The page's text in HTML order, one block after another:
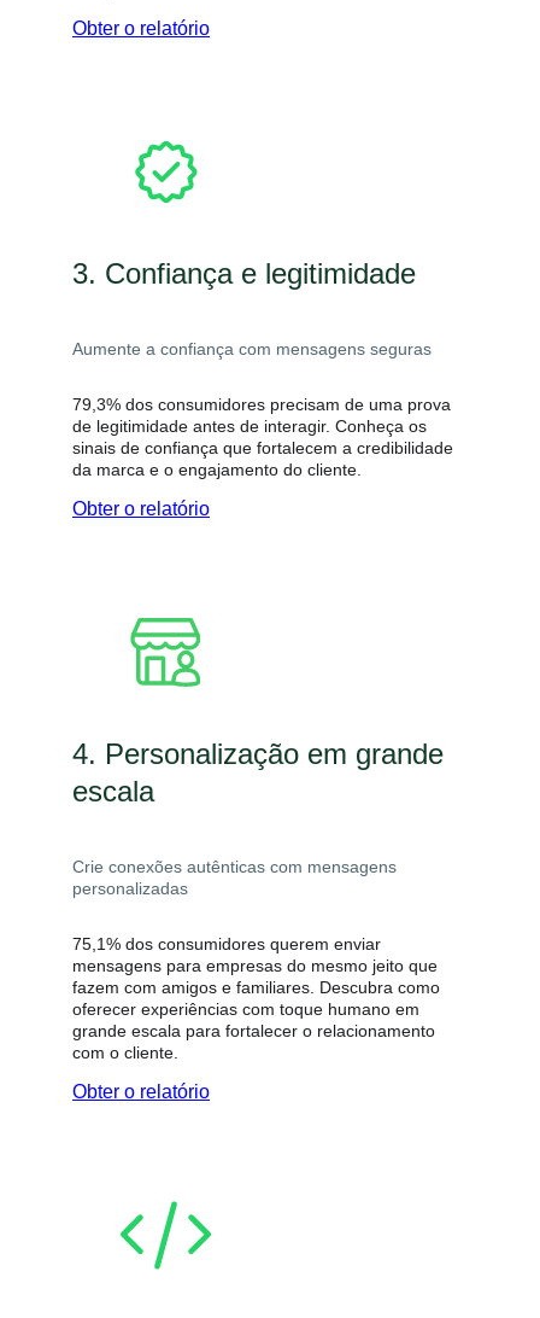
Obter o relatório
3. Confiança e legitimidade
Aumente a confiança com mensagens seguras
79,3% dos consumidores precisam de uma prova
de legitimidade antes de interagir. Conheça os
sinais de confiança que fortalecem a credibilidade
da marca e o engajamento do cliente.
Obter o relatório
4. Personalização em grande
escala
Crie conexões autênticas com mensagens
personalizadas
75,1% dos consumidores querem enviar
mensagens para empresas do mesmo jeito que
fazem com amigos e familiares. Descubra como
oferecer experiências com toque humano em
grande escala para fortalecer o relacionamento
com o cliente.
Obter o relatório